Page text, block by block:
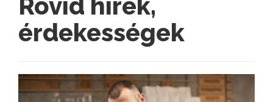
Rövid hírek,
érdekességek